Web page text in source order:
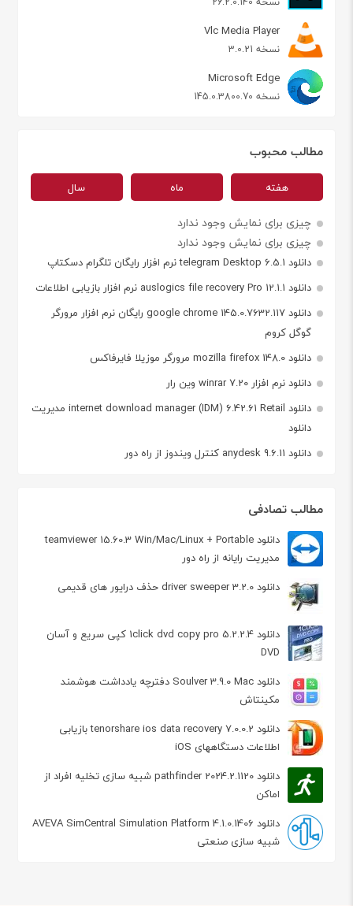
Vlc Media Player
نسخه 3.0.21
Microsoft Edge
نسخه 145.0.3800.70
مطالب محبوب
هفته ماه سال
چیزی برای نمایش وجود ندارد
چیزی برای نمایش وجود ندارد
دانلود telegram Desktop 6.5.1 نرم افزار رایگان تلگرام دسکتاپ
دانلود auslogics file recovery Pro 12.1.1 نرم افزار بازیابی اطلاعات
دانلود google chrome 145.0.7632.117 رایگان نرم افزار مرورگر
گوگل کروم
دانلود mozilla firefox 148.0 مرورگر موزیلا فایرفاکس
دانلود نرم افزار winrar 7.20 وین رار
دانلود internet download manager (IDM) 6.42.61 Retail مدیریت
دانلود
دانلود anydesk 9.6.11 کنترل ویندوز از راه دور
مطالب تصادفی
دانلود teamviewer 15.60.3 Win/Mac/Linux + Portable
مدیریت رایانه از راه دور
دانلود driver sweeper 3.2.0 حذف درایور های قدیمی
دانلود 1click dvd copy pro 5.2.2.4 کپی سریع و آسان
DVD
دانلود Soulver 3.9.0 Mac دفترچه یادداشت هوشمند
مکینتاش
دانلود tenorshare ios data recovery 7.0.0.2 بازیابی
اطلاعات دستگاههای iOS
دانلود pathfinder 2024.2.1120 شبیه سازی تخلیه افراد از
اماکن
دانلود AVEVA SimCentral Simulation Platform 4.1.0.1406
شبیه سازی صنعتی